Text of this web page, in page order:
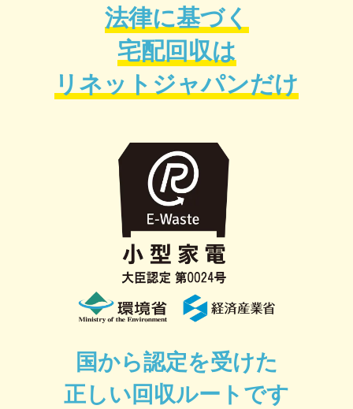
法律に基づく
宅配回収は
リネットジャパンだけ
国から認定を受けた
正しい回収ルートです